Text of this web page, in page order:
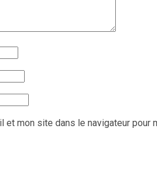
et mon site dans le navigateur pour